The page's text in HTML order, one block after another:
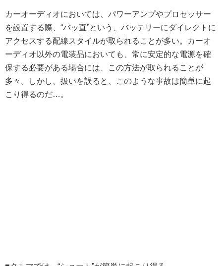
カーオーディオにおいては、パワーアンプやプロセッサー
を設置する際、“バッ直”という、バッテリーにダイレクトに
アクセスする配線スタイルが取られることが多い。カーオ
ーディオ以外の電装品においても、常に安定的な電源を確
保する必要がある場合には、この方法が取られることが
多々。しかし、扱いを誤ると、このような事故は簡単に起
こり得るのだ…。